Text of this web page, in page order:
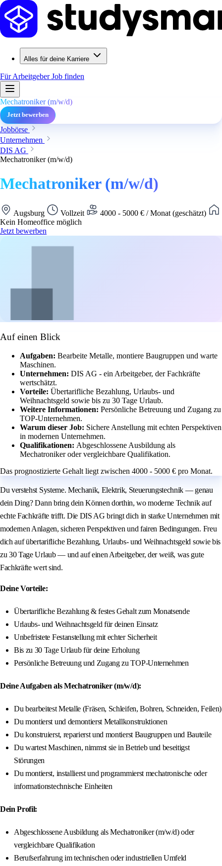
Alles für deine Karriere
Für ArbeitgeberJob finden
Mechatroniker (m/w/d)
Jetzt bewerben
Jobbörse
Unternehmen
DIS AG
Mechatroniker (m/w/d)
Mechatroniker (m/w/d)
Augsburg Vollzeit
4000 - 5000 € / Monat (geschätzt)
Kein Homeoffice möglich
Jetzt bewerben
Auf einen Blick
Aufgaben: Bearbeite Metalle, montiere Baugruppen und warte
Maschinen.
Unternehmen: DIS AG - ein Arbeitgeber, der Fachkräfte
wertschätzt.
Vorteile: Übertarifliche Bezahlung, Urlaubs- und
Weihnachtsgeld sowie bis zu 30 Tage Urlaub.
Weitere Informationen: Persönliche Betreuung und Zugang zu
TOP-Unternehmen.
Warum dieser Job: Sichere Anstellung mit echten Perspektiven
in modernen Unternehmen.
Qualifikationen: Abgeschlossene Ausbildung als
Mechatroniker oder vergleichbare Qualifikation.
Das prognostizierte Gehalt liegt zwischen 4000 - 5000 € pro Monat.
Du verstehst Systeme. Mechanik, Elektrik, Steuerungstechnik — genau
dein Ding? Dann bring dein Können dorthin, wo moderne Technik auf
echte Fachkräfte trifft. Die DIS AG bringt dich in starke Unternehmen mit
modernen Anlagen, sicheren Perspektiven und fairen Bedingungen. Freu
dich auf übertarifliche Bezahlung, Urlaubs- und Weihnachtsgeld sowie bis
zu 30 Tage Urlaub — und auf einen Arbeitgeber, der weiß, was gute
Fachkräfte wert sind.
Deine Vorteile:
Übertarifliche Bezahlung & festes Gehalt zum Monatsende
Urlaubs- und Weihnachtsgeld für deinen Einsatz
Unbefristete Festanstellung mit echter Sicherheit
Bis zu 30 Tage Urlaub für deine Erholung
Persönliche Betreuung und Zugang zu TOP-Unternehmen
Deine Aufgaben als Mechatroniker (m/w/d):
Du bearbeitest Metalle (Fräsen, Schleifen, Bohren, Schneiden, Feilen)
Du montierst und demontierst Metallkonstruktionen
Du konstruierst, reparierst und montierst Baugruppen und Bauteile
Du wartest Maschinen, nimmst sie in Betrieb und beseitigst
Störungen
Du montierst, installierst und programmierst mechatronische oder
informationstechnische Einheiten
Dein Profil:
Abgeschlossene Ausbildung als Mechatroniker (m/w/d) oder
vergleichbare Qualifikation
Berufserfahrung im technischen oder industriellen Umfeld